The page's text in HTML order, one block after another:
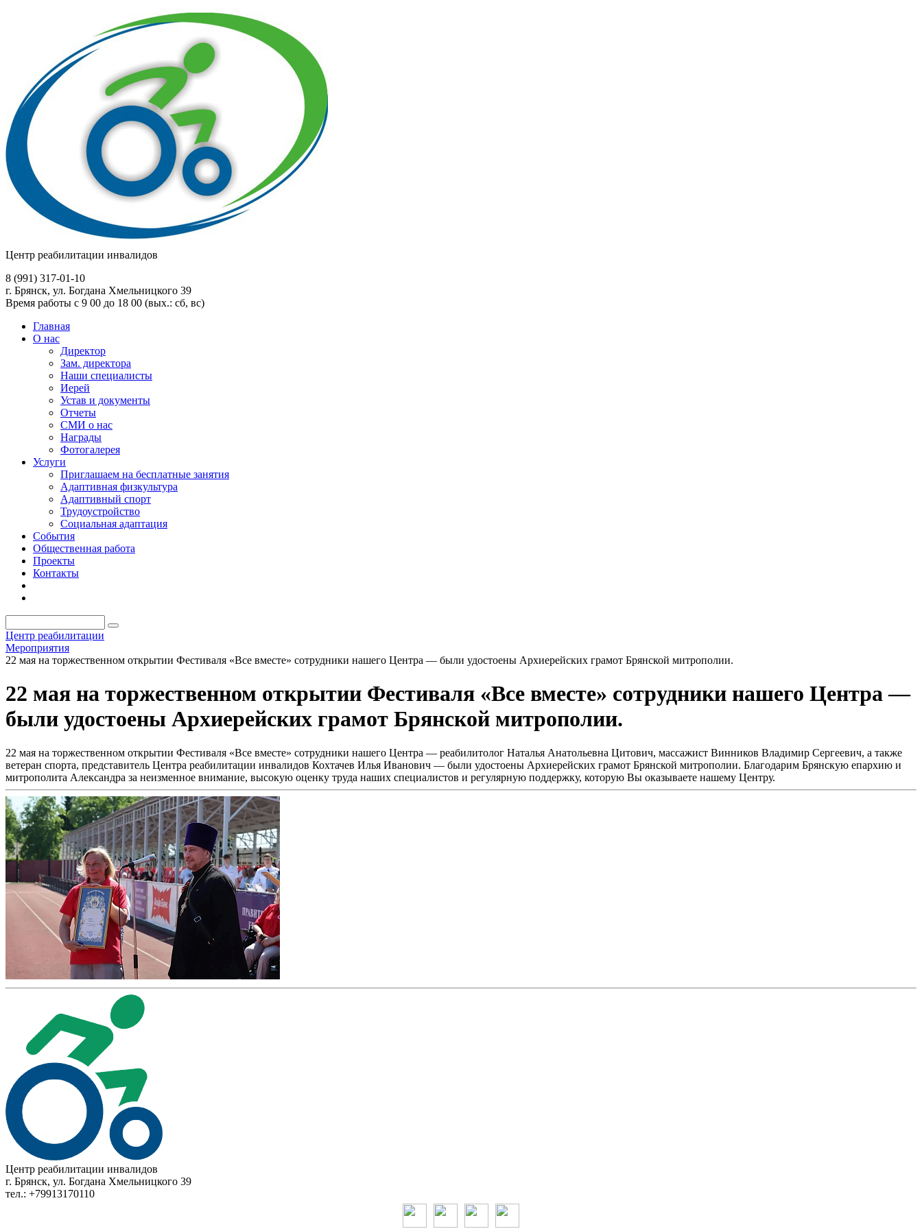
Центр реабилитации инвалидов
8 (991) 317-01-10
г. Брянск, ул. Богдана Хмельницкого 39
Время работы с 9 00 до 18 00 (вых.: сб, вс)
Главная
О нас
Директор
Зам. директора
Наши специалисты
Иерей
Устав и документы
Отчеты
СМИ о нас
Награды
Фотогалерея
Услуги
Приглашаем на бесплатные занятия
Адаптивная физкультура
Адаптивный спорт
Трудоустройство
Социальная адаптация
События
Общественная работа
Проекты
Контакты
Центр реабилитации
Мероприятия
22 мая на торжественном открытии Фестиваля «Все вместе» сотрудники нашего Центра — были удостоены Архиерейских грамот Брянской митрополии.
22 мая на торжественном открытии Фестиваля «Все вместе» сотрудники нашего Центра —
были удостоены Архиерейских грамот Брянской митрополии.
22 мая на торжественном открытии Фестиваля «Все вместе» сотрудники нашего Центра — реабилитолог Наталья Анатольевна Цитович, массажист Винников Владимир Сергеевич, а также
ветеран спорта, представитель Центра реабилитации инвалидов Кохтачев Илья Иванович — были удостоены Архиерейских грамот Брянской митрополии. Благодарим Брянскую епархию и
митрополита Александра за неизменное внимание, высокую оценку труда наших специалистов и регулярную поддержку, которую Вы оказываете нашему Центру.
Центр реабилитации инвалидов
г. Брянск, ул. Богдана Хмельницкого 39
тел.: +79913170110